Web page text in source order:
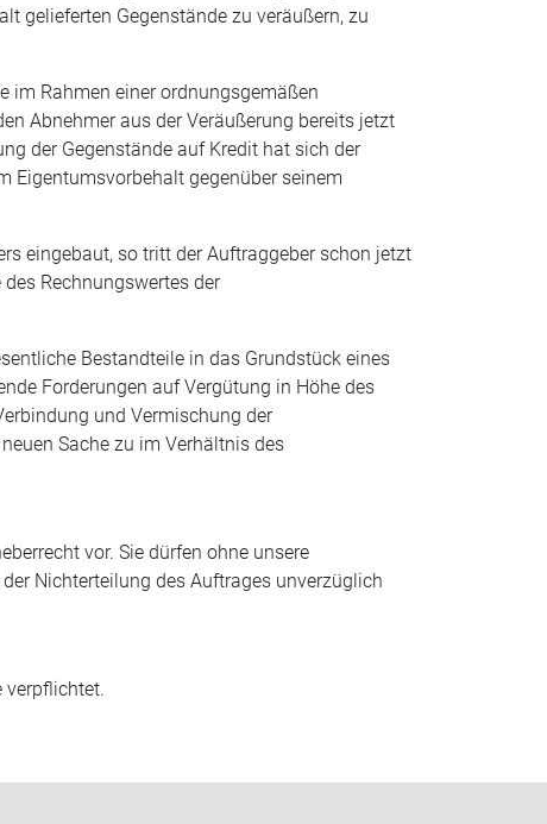
gelieferten Gegenstände zu veräußern, zu
im Rahmen einer ordnungsgemäßen
Abnehmer aus der Veräußerung bereits jetzt
der Gegenstände auf Kredit hat sich der
Eigentumsvorbehalt gegenüber seinem
eingebaut, so tritt der Auftraggeber schon jetzt
Rechnungswertes der
Bestandteile in das Grundstück eines
Forderungen auf Vergütung in Höhe des
und Vermischung der
Sache zu im Verhältnis des
vor. Sie dürfen ohne unsere
Nichterteilung des Auftrages unverzüglich
verpflichtet.